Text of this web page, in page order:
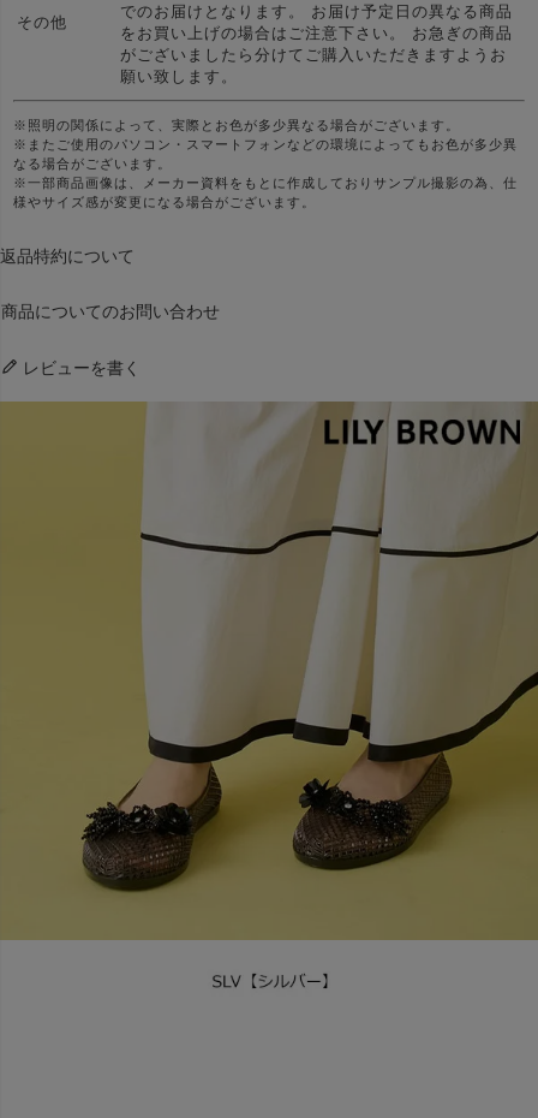
その他
でのお届けとなります。 お届け予定日の異なる商品
をお買い上げの場合はご注意下さい。 お急ぎの商品
がございましたら分けてご購入いただきますようお
願い致します。
※照明の関係によって、実際とお色が多少異なる場合がございます。
※またご使用のパソコン・スマートフォンなどの環境によってもお色が多少異
なる場合がございます。
※一部商品画像は、メーカー資料をもとに作成しておりサンプル撮影の為、仕
様やサイズ感が変更になる場合がございます。
返品特約について
商品についてのお問い合わせ
レビューを書く